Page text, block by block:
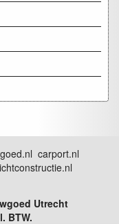
carport.nl
Utrecht
BTW.